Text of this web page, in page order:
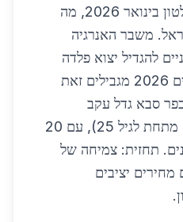
בברזיל עלו ל-180 דולר לטון בינואר 2026, מה
משבר האנרגיה
להגדיל יצוא פלדה
זולה, אך מכסים ישראליים 2026 מגבילים זאת
בכפר סבא גדל עקב
אוכלוסייה צעירה (30% מתחת לגיל 25), עם 20
תחזית: צמיחה של
סוף 2026, עם מחירים יציבים